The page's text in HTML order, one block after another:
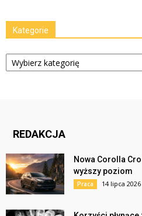
Kategorie
Kategorie
REDAKCJA
Nowa Corolla
wyższy poziom
Praca 14 lipca 2026